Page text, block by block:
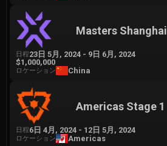
Masters Shanghai
日程23日 5月, 2024 - 9日 6月, 2024
$1,000,000
ロケーション China
Americas Stage 1
日程6日 4月, 2024 - 12日 5月, 2024
ロケーション Americas